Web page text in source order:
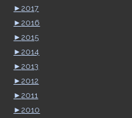
►2017
►2016
►2015
►2014
►2013
►2012
►2011
►2010